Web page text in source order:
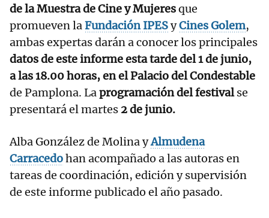
de la Muestra de Cine y Mujeresque
promueven laFundación IPESyCines Golem,
ambas expertas darán a conocer los principales
datos de este informe esta tarde del 1 de junio,
a las 18.00 horas, en el Palacio del Condestable
de Pamplona. Laprogramación del festivalse
presentará el martes 2 de junio.
Alba González de Molina yAlmudena
Carracedohan acompañado a las autoras en
tareas de coordinación, edición y supervisión
de este informe publicado el año pasado.